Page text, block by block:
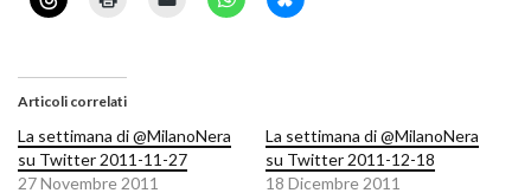
Articoli correlati
La settimana di @MilanoNera
su Twitter 2011-11-27
27 Novembre 2011
La settimana di @MilanoNera
su Twitter 2011-12-18
18 Dicembre 2011